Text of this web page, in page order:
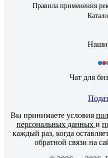
Правила применения
Наши
Чат для
Вы принимаете условия
персональных данных и
каждый раз, когда
обратной связи на